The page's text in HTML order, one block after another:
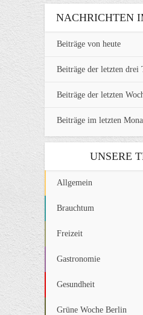
NACHRICHTEN
Beiträge von heute
Beiträge der letzten drei
Beiträge der letzten
Beiträge im letzten
UNSERE
Allgemein
Brauchtum
Freizeit
Gastronomie
Gesundheit
Grüne Woche Berlin